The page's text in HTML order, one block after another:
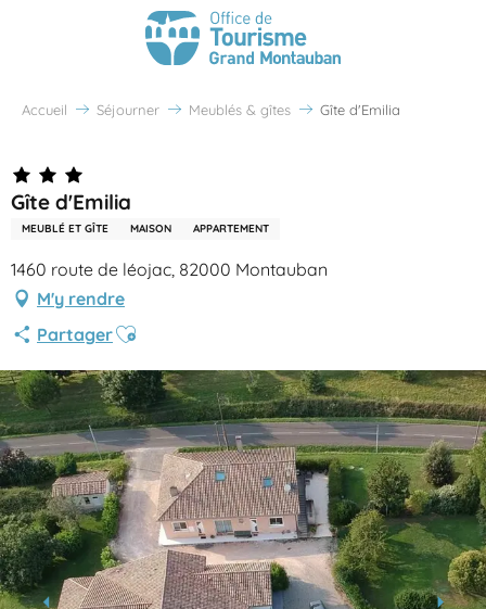
Accueil Séjourner Meublés & gîtes Gîte d'Emilia
Gîte d'Emilia
MEUBLÉ ET GÎTE MAISON APPARTEMENT
1460 route de léojac, 82000 Montauban
M'y rendre
PartagerAjouter aux favoris